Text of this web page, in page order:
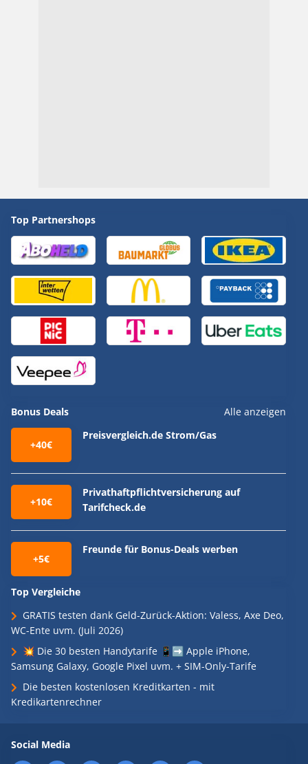
Top Partnershops
Bonus Deals Alle anzeigen
+40€
Preisvergleich.de Strom/Gas
+10€
Privathaftpflichtversicherung auf
Tarifcheck.de
+5€
Freunde für Bonus-Deals werben
Top Vergleiche
GRATIS testen dank Geld-Zurück-Aktion: Valess, Axe Deo,
WC-Ente uvm. (Juli 2026)
💥 Die 30 besten Handytarife 📱➡️ Apple iPhone,
Samsung Galaxy, Google Pixel uvm. + SIM-Only-Tarife
Die besten kostenlosen Kreditkarten - mit
Kredikartenrechner
Social Media